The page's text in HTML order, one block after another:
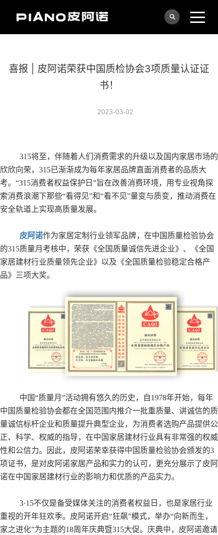
喜报 | 皮阿诺荣获中国质检协会3项质量认证证
书！
2023-03-02
315将至，伴随着人们消费需求的升级以及国内家居市场的
欣欣向荣，315已渐渐成为每年家居品牌直面消费者的品质大
考。“315消费者权益保护日”旨在改善消费环境，用专业视角探
索消费浪潮下那些“看得见”和“看不见”量变与质变，推动消费在
安全轨道上实现高质量发展。
皮阿诺作为家居定制行业领军品牌，在中国质量检验协会
的315质量月考核中，荣获《全国质量诚信先进企业》、《全国
家居建材行业质量领先企业》以及《全国质量检验稳定合格产
品》三项大奖。
中国“质量月”活动拥有悠久的历史，自1978年开始，每年
中国质量检验协会都在全国范围内推介一批重质量、讲诚信的质
量诚信标杆企业和质量提升典型企业，为消费者选购产品提供公
正、科学、权威的指导，在中国家居建材行业具有非常强的权威
性和公信力。因此，皮阿诺荣幸获得中国质量检验协会颁发的3
项证书，是对皮阿诺家居产品和实力的认可，更充分展示了皮阿
诺在中国家居建材行业的影响力和优质的产品实力。
3·15不仅是备受媒体关注的消费者权益日，也是家居行业
重视的开年狂欢季。皮阿诺开启“狂飙”模式，举办“向新而生，
家之进化”为主题的18周年庆典暨315大促。庆典中，皮阿诺邀请